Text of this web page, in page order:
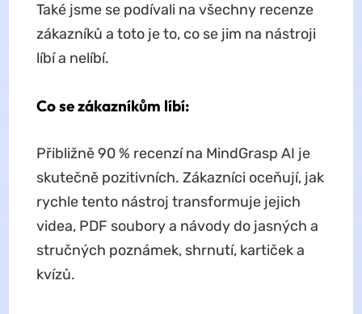
Také jsme se podívali na všechny recenze
zákazníků a toto je to, co se jim na nástroji
líbí a nelíbí.
Co se zákazníkům líbí:
Přibližně 90 % recenzí na MindGrasp AI je
skutečně pozitivních. Zákazníci oceňují, jak
rychle tento nástroj transformuje jejich
videa, PDF soubory a návody do jasných a
stručných poznámek, shrnutí, kartiček a
kvízů.